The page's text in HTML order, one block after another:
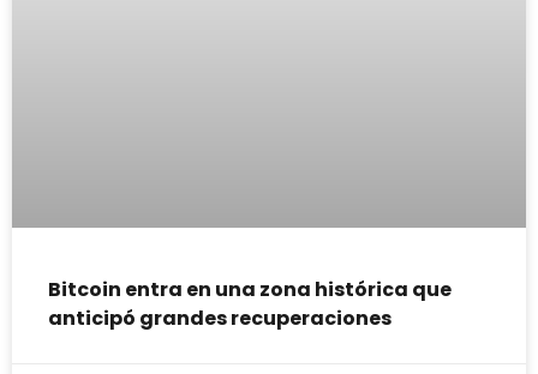
Bitcoin entra en una zona histórica que
anticipó grandes recuperaciones